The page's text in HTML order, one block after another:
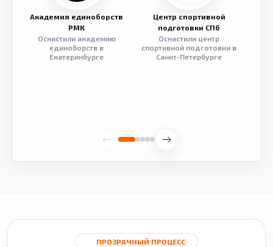
Академия единоборств
РМК
Оснастили академию
единоборств в
Екатеринбурге
Центр спортивной
подготовки СПб
Оснастили центр
спортивной подготовки в
Санкт-Петербурге
ПРОЗРАЧНЫЙ ПРОЦЕСС